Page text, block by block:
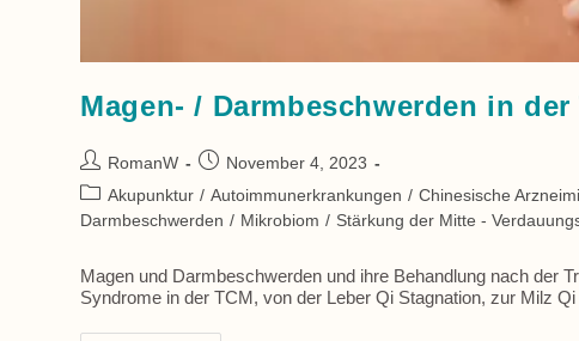
Magen- / Darmbeschwerden in der
Beitrags-
Autor:
RomanW
Beitrag
veröffentlicht:
November 4, 2023
Beitrags-
Kategorie:
Akupunktur / Autoimmunerkrankungen / Chinesische
Darmbeschwerden / Mikrobiom / Stärkung der Mitte -
Magen und Darmbeschwerden und ihre Behandlung nach der
Syndrome in der TCM, von der Leber Qi Stagnation, zur Milz